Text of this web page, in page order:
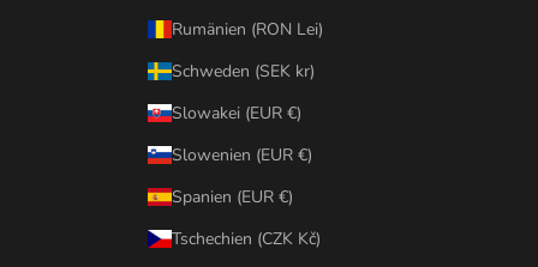
Rumänien (RON Lei)
Schweden (SEK kr)
Slowakei (EUR €)
Slowenien (EUR €)
Spanien (EUR €)
Tschechien (CZK Kč)